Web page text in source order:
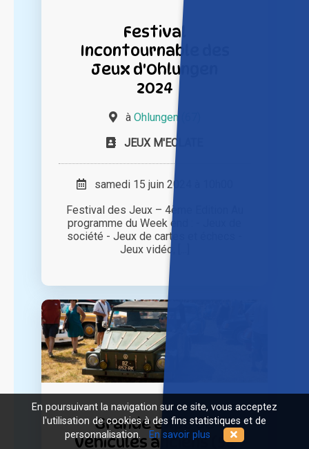
Festival
Incontournable des
Jeux d'Ohlungen
2024
à Ohlungen (67)
JEUX M'ECLATE
samedi 15 juin 2024 à 10h00
Festival des Jeux – 4ème Edition Au
programme du Week end : - Jeux de
société - Jeux de cartes et échecs -
Jeux vidéo, [...]
Grande expo de
véhicules anciens (5e
En poursuivant la navigation sur ce site, vous acceptez
l'utilisation de cookies à des fins statistiques et de
personnalisation.
En savoir plus